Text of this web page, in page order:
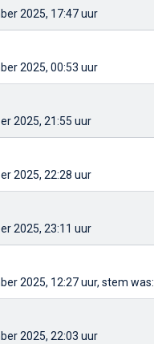
2025, 17:47 uur
2025, 00:53 uur
2025, 21:55 uur
2025, 22:28 uur
2025, 23:11 uur
2025, 12:27 uur, stem was:
2025, 22:03 uur